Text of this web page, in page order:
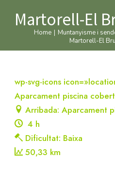
Martorell-El
Home Muntanyisme i
Martorell-El
wp-svg-icons
Aparcament piscina
Arribada: Aparcament
4 h
Dificultat: Baixa
50,33 km